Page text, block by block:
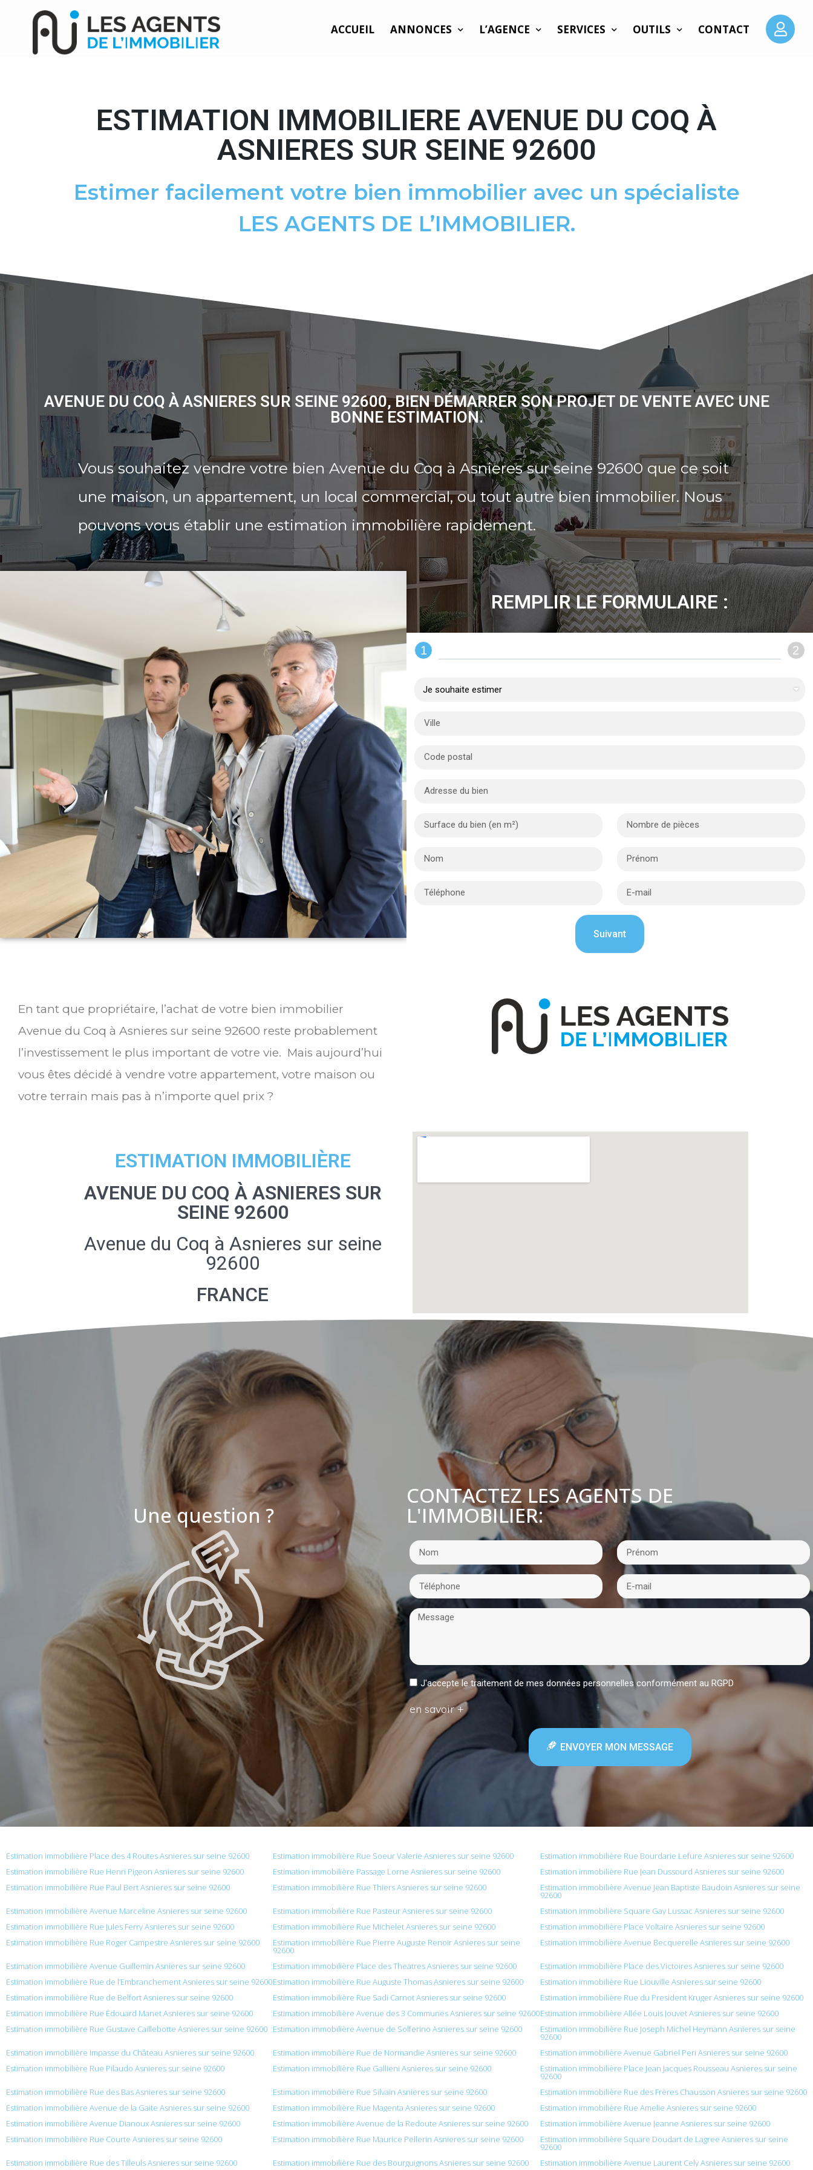
ACCUEIL ANNONCES L’AGENCE SERVICES OUTILS CONTACT
ESTIMATION IMMOBILIERE AVENUE DU COQ À
ASNIERES SUR SEINE 92600
Estimer facilement votre bien immobilier avec un spécialiste
LES AGENTS DE L’IMMOBILIER.
AVENUE DU COQ À ASNIERES SUR SEINE 92600, BIEN DÉMARRER SON PROJET DE VENTE AVEC UNE
BONNE ESTIMATION.
Vous souhaitez vendre votre bien Avenue du Coq à Asnieres sur seine 92600 que ce soit
une maison, un appartement, un local commercial, ou tout autre bien immobilier. Nous
pouvons vous établir une estimation immobilière rapidement.
REMPLIR LE FORMULAIRE :
1 2
En tant que propriétaire, l’achat de votre bien immobilier
Avenue du Coq à Asnieres sur seine 92600 reste probablement
l’investissement le plus important de votre vie. Mais aujourd’hui
vous êtes décidé à vendre votre appartement, votre maison ou
votre terrain mais pas à n’importe quel prix ?
ESTIMATION IMMOBILIÈRE
AVENUE DU COQ À ASNIERES SUR
SEINE 92600
Avenue du Coq à Asnieres sur seine
92600
FRANCE
Une question ?
CONTACTEZ LES AGENTS DE
L'IMMOBILIER:
J'accepte le traitement de mes données personnelles conformément au RGPD
en savoir +
ENVOYER MON MESSAGE
Estimation immobilière Place des 4 Routes Asnieres sur seine 92600 Estimation immobilière Rue Soeur Valerie Asnieres sur seine 92600
Estimation immobilière Rue Bourdarie Lefure Asnieres sur seine 92600
Estimation immobilière Rue Henri Pigeon Asnieres sur seine 92600
Estimation immobilière Passage Lorne Asnieres sur seine 92600
Estimation immobilière Rue Jean Dussourd Asnieres sur seine 92600
Estimation immobilière Rue Paul Bert Asnieres sur seine 92600
Estimation immobilière Rue Thiers Asnieres sur seine 92600 Estimation immobilière Avenue Jean Baptiste Baudoin Asnieres sur seine
92600
Estimation immobilière Avenue Marceline Asnieres sur seine 92600
Estimation immobilière Rue Pasteur Asnieres sur seine 92600
Estimation immobilière Square Gay Lussac Asnieres sur seine 92600
Estimation immobilière Rue Jules Ferry Asnieres sur seine 92600
Estimation immobilière Rue Michelet Asnieres sur seine 92600
Estimation immobilière Place Voltaire Asnieres sur seine 92600
Estimation immobilière Rue Roger Campestre Asnieres sur seine 92600
Estimation immobilière Rue Pierre Auguste Renoir Asnieres sur seine
92600
Estimation immobilière Avenue Becquerelle Asnieres sur seine 92600
Estimation immobilière Avenue Guillemin Asnieres sur seine 92600 Estimation immobilière Place des Theatres Asnieres sur seine 92600
Estimation immobilière Place des Victoires Asnieres sur seine 92600
Estimation immobilière Rue de l’Embranchement Asnieres sur seine 92600Estimation immobilière Rue Auguste Thomas Asnieres sur seine 92600
Estimation immobilière Rue Liouville Asnieres sur seine 92600
Estimation immobilière Rue de Belfort Asnieres sur seine 92600
Estimation immobilière Rue Sadi Carnot Asnieres sur seine 92600
Estimation immobilière Rue du President Kruger Asnieres sur seine 92600
Estimation immobilière Rue Édouard Manet Asnieres sur seine 92600
Estimation immobilière Avenue des 3 Communes Asnieres sur seine 92600Estimation immobilière Allée Louis Jouvet Asnieres sur seine 92600
Estimation immobilière Rue Gustave Caillebotte Asnieres sur seine 92600 Estimation immobilière Avenue de Solferino Asnieres sur seine 92600 Estimation immobilière Rue Joseph Michel Heymann Asnieres sur seine
92600
Estimation immobilière Impasse du Château Asnieres sur seine 92600
Estimation immobilière Rue de Normandie Asnieres sur seine 92600
Estimation immobilière Avenue Gabriel Peri Asnieres sur seine 92600
Estimation immobilière Rue Pilaudo Asnieres sur seine 92600
Estimation immobilière Rue Gallieni Asnieres sur seine 92600 Estimation immobilière Place Jean Jacques Rousseau Asnieres sur seine
92600
Estimation immobilière Rue des Bas Asnieres sur seine 92600
Estimation immobilière Rue Silvain Asnieres sur seine 92600
Estimation immobilière Rue des Frères Chausson Asnieres sur seine 92600
Estimation immobilière Avenue de la Gaite Asnieres sur seine 92600
Estimation immobilière Rue Magenta Asnieres sur seine 92600
Estimation immobilière Rue Amelie Asnieres sur seine 92600
Estimation immobilière Avenue Dianoux Asnieres sur seine 92600
Estimation immobilière Avenue de la Redoute Asnieres sur seine 92600
Estimation immobilière Avenue Jeanne Asnieres sur seine 92600
Estimation immobilière Rue Courte Asnieres sur seine 92600
Estimation immobilière Rue Maurice Pellerin Asnieres sur seine 92600 Estimation immobilière Square Doudart de Lagree Asnieres sur seine
92600
Estimation immobilière Rue des Tilleuls Asnieres sur seine 92600
Estimation immobilière Rue des Bourguignons Asnieres sur seine 92600 Estimation immobilière Avenue Laurent Cely Asnieres sur seine 92600